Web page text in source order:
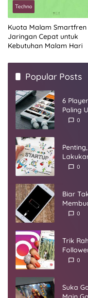
Techno
Kuota Malam Smartfren
Jaringan Cepat untuk
Kebutuhan Malam Hari
Popular Posts
6
Paling
0
Startup
0
Biar
Umur
0
Trik
0
Suka